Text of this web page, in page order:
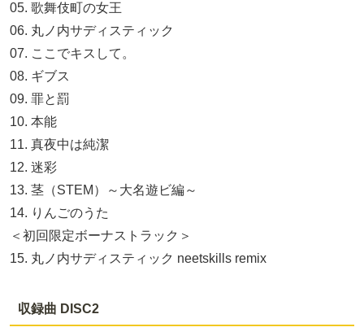
05. 歌舞伎町の女王
06. 丸ノ内サディスティック
07. ここでキスして。
08. ギブス
09. 罪と罰
10. 本能
11. 真夜中は純潔
12. 迷彩
13. 茎（STEM）～大名遊ビ編～
14. りんごのうた
＜初回限定ボーナストラック＞
15. 丸ノ内サディスティック neetskills remix
収録曲 DISC2